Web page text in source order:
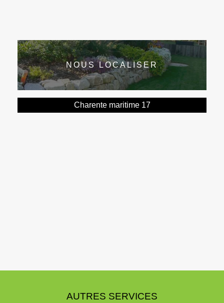
NOUS LOCALISER
Charente maritime 17
AUTRES SERVICES